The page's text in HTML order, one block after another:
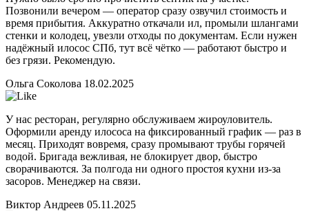
Позвонили вечером — оператор сразу озвучил стоимость и
время прибытия. Аккуратно откачали ил, промыли шлангами
стенки и колодец, увезли отходы по документам. Если нужен
надёжный илосос СПб, тут всё чётко — работают быстро и
без грязи. Рекомендую.
Ольга Соколова 18.02.2025
У нас ресторан, регулярно обслуживаем жироуловитель.
Оформили аренду илососа на фиксированный график — раз в
месяц. Приходят вовремя, сразу промывают трубы горячей
водой. Бригада вежливая, не блокирует двор, быстро
сворачиваются. За полгода ни одного простоя кухни из‑за
засоров. Менеджер на связи.
Виктор Андреев 05.11.2025